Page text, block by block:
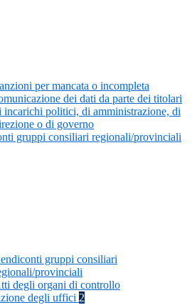
per mancata o incompleta
dei dati da parte dei titolari
incarichi politici, di amministrazione, di
o di governo
gruppi consiliari regionali/provinciali
gruppi consiliari
provinciali
degli organi di controllo
degli uffici 2